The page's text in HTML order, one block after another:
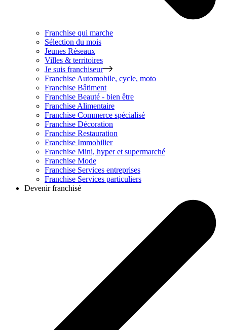
Franchise qui marche
Sélection du mois
Jeunes Réseaux
Villes & territoires
Je suis franchiseur
Franchise Automobile, cycle, moto
Franchise Bâtiment
Franchise Beauté - bien être
Franchise Alimentaire
Franchise Commerce spécialisé
Franchise Décoration
Franchise Restauration
Franchise Immobilier
Franchise Mini, hyper et supermarché
Franchise Mode
Franchise Services entreprises
Franchise Services particuliers
Devenir franchisé